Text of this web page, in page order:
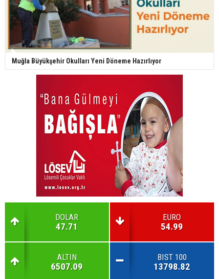
Muğla Büyükşehir Okulları Yeni Döneme Hazırlıyor
DOLAR
47.71
EURO
54.99
ALTIN
6507.09
BIST 100
13798.82